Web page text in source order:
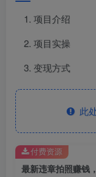
项目介绍
项目实操
变现方式
此处
最新违章拍照赚钱
付费资源